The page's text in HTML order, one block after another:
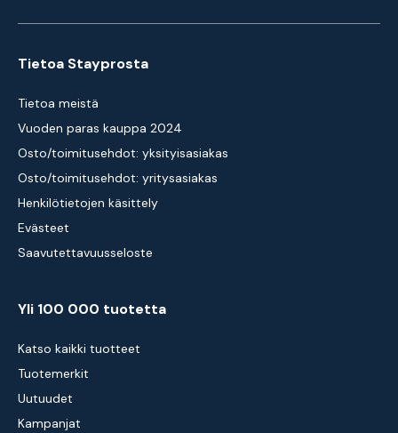
Tietoa Stayprosta
Tietoa meistä
Vuoden paras kauppa 2024
Osto/toimitusehdot: yksityisasiakas
Osto/toimitusehdot: yritysasiakas
Henkilötietojen käsittely
Evästeet
Saavutettavuusseloste
Yli 100 000 tuotetta
Katso kaikki tuotteet
Tuotemerkit
Uutuudet
Kampanjat